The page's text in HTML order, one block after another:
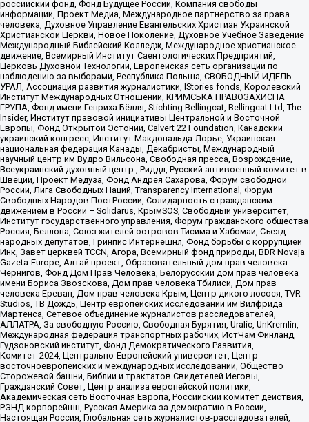
российский фонд, Фонд Будущее России, Компания свободы
информации, Проект Медиа, Международное партнерство за права
человека, Духовное Управление Евангельских Христиан Украинской
Христианской Церкви, Новое Поколение, Духовное Учебное Заведение
Международный Библейский Колледж, Международное христианское
движение, Всемирный Институт Саентологических Предприятий,
Церковь Духовной Технологии, Европейская сеть организаций по
наблюдению за выборами, Республика Польша, СВОБОДНЫЙ ИДЕЛЬ-
УРАЛ, Ассоциация развития журналистики, IStories fonds, Королевский
Институт Международных Отношений, КРИМСЬКА ПРАВОЗАХИСНА
ГРУПА, Фонд имени Генриха Бёлля, Stichting Bellingcat, Bellingcat Ltd, The
Insider, Институт правовой инициативы Центральной и Восточной
Европы, Фонд Открытой Эстонии, Calvert 22 Foundation, Канадский
украинский конгресс, Институт Макдональда-Лорье, Украинская
национальная федерация Канады, Декабристы, Международный
научный центр им Вудро Вильсона, Свободная пресса, Возрождение,
Всеукраинский духовный центр , Риддл, Русский антивоенный комитет в
Швеции, Проект Медуза, Фонд Андрея Сахарова, Форум свободной
России, Лига Свободных Наций, Transparеncy International, Форум
Свободных Народов ПостРоссии, Солидарность с гражданским
движением в России – Solidarus, КрымSOS, Свободный университет,
Институт государственного управления, Форум гражданского общества
Россия, Беллона, Союз жителей островов Тисима и Хабомаи, Съезд
народных депутатов, Гринпис Интернешнл, Фонд борьбы с коррупцией
Инк, Завет церквей TCCN, Агора, Всемирный фонд природы, BDR Novaja
Gazeta-Europe, Алтай проект, Образовательный дом прав человека
Чернигов, Фонд Дом Прав Человека, Белорусский дом прав человека
имени Бориса Звозскова, Дом прав человека Тбилиси, Дом прав
человека Ереван, Дом прав человека Крым, Центр дикого лосося, TVR
Studios, ТВ Дождь, Центр европейских исследований им Вилфрида
Мартенса, Сетевое объединение журналистов расследователей,
АЛЛАТРА, За свободную Россию, Свободная Бурятия, Uralic, UnKremlin,
Международная федерация транспортных рабочих, ИстЧам Финланд,
Гудзоновский институт, Фонд Демократического Развития,
Комитет-2024, Центрально-Европейский университет, Центр
восточноевропейских и международных исследований, Общество
Сторожевой башни, Библии и трактатов Свидетелей Иеговы,
Гражданский Совет, Центр анализа европейской политики,
Академическая сеть Восточная Европа, Российский комитет действия,
РЭНД корпорейшн, Русская Америка за демократию в России,
Настоящая Россия, Глобальная сеть журналистов-расследователей,